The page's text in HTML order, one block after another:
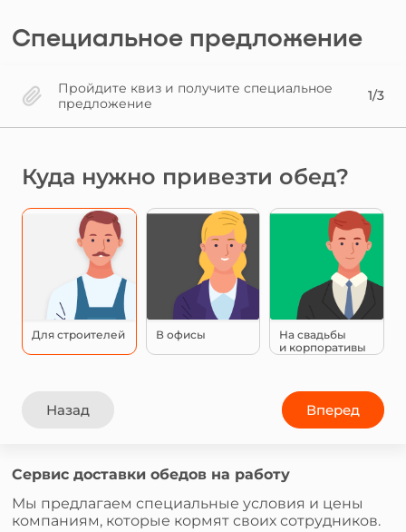
Специальное предложение
Пройдите квиз и получите специальное
предложение
1/3
Куда нужно привезти обед?
Для строителей В офисы
На свадьбы
и корпоративы
Назад Вперед
Сервис доставки обедов на работу
Мы предлагаем специальные условия и цены
компаниям, которые кормят своих сотрудников.